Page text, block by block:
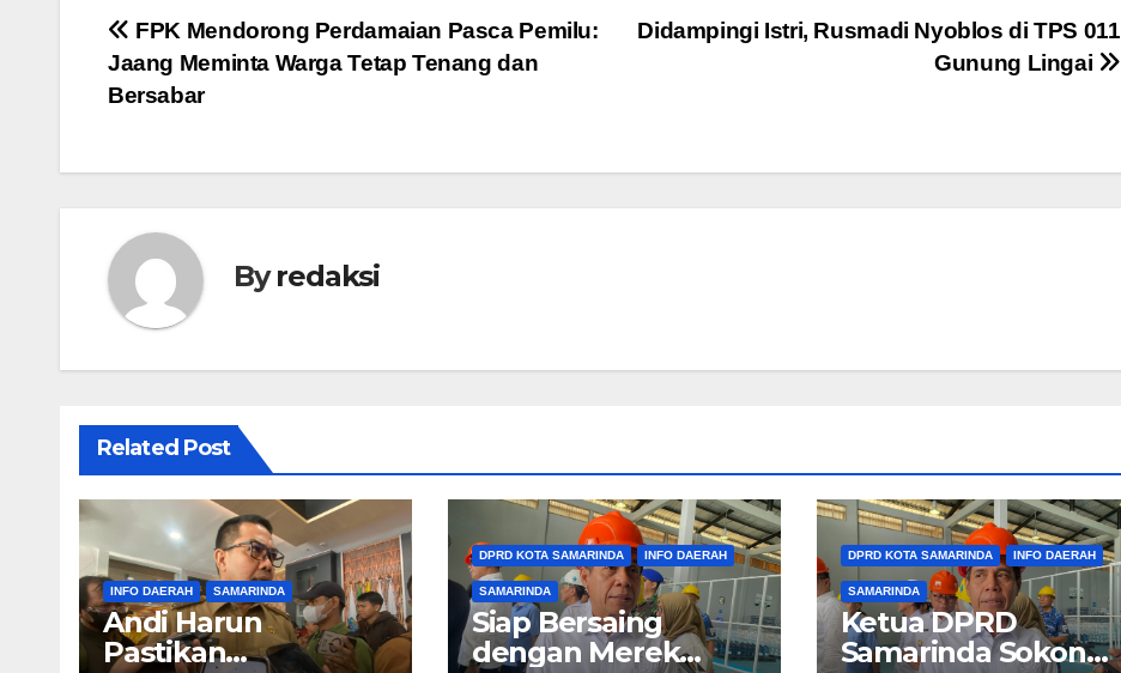
Navigasi
pos
Didampingi Istri, Rusmadi Nyoblos di TPS 011
Gunung Lingai
FPK Mendorong Perdamaian Pasca Pemilu:
Jaang Meminta Warga Tetap Tenang dan
Bersabar
Byredaksi
Related Post
INFO DAERAH SAMARINDA
Andi Harun
Pastikan
DPRD KOTA SAMARINDA INFO DAERAH
SAMARINDA
Siap Bersaing
dengan Merek
DPRD KOTA SAMARINDA INFO DAERAH
SAMARINDA
Ketua DPRD
Samarinda Sokong